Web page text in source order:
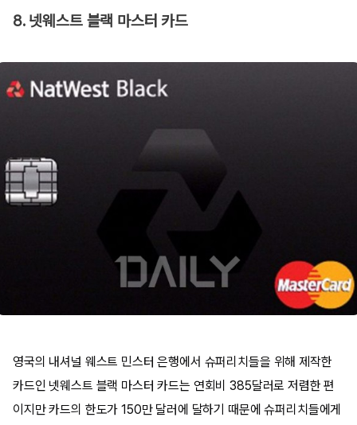
8. 넷웨스트 블랙 마스터 카드
영국의 내셔널 웨스트 민스터 은행에서 슈퍼리치들을 위해 제작한
카드인 넷웨스트 블랙 마스터 카드는 연회비 385달러로 저렴한 편
이지만 카드의 한도가 150만 달러에 달하기 때문에 슈퍼리치들에게